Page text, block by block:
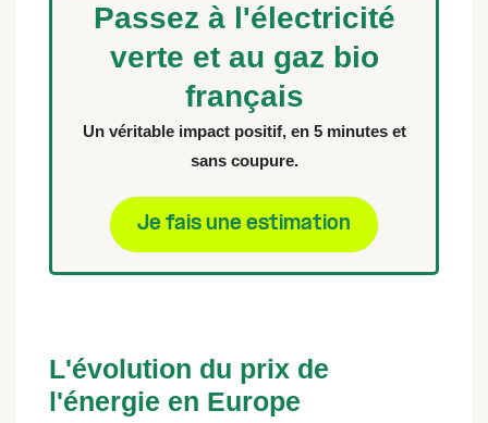
Passez à l'électricité
verte et au gaz bio
français
Un véritable impact positif, en 5 minutes et
sans coupure.
Je fais une estimation
L'évolution du prix de
l'énergie en Europe